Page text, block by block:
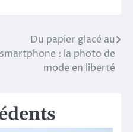
Du papier glacé au
smartphone : la photo de
mode en liberté